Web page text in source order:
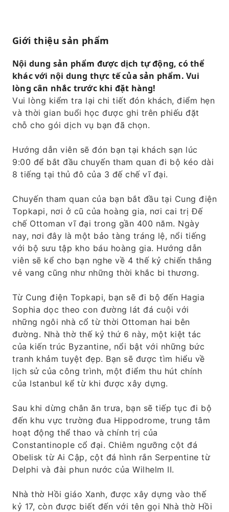
nổi tiếng nhất thế giới.
Giới thiệu sản phẩm
Nội dung sản phẩm được dịch tự động, có thể
khác với nội dung thực tế của sản phẩm. Vui
lòng cân nhắc trước khi đặt hàng!
Vui lòng kiểm tra lại chi tiết đón khách, điểm hẹn
và thời gian buổi học được ghi trên phiếu đặt
chỗ cho gói dịch vụ bạn đã chọn.
Hướng dẫn viên sẽ đón bạn tại khách sạn lúc
9:00 để bắt đầu chuyến tham quan đi bộ kéo dài
8 tiếng tại thủ đô của 3 đế chế vĩ đại.
Chuyến tham quan của bạn bắt đầu tại Cung điện
Topkapi, nơi ở cũ của hoàng gia, nơi cai trị Đế
chế Ottoman vĩ đại trong gần 400 năm. Ngày
nay, nơi đây là một bảo tàng tráng lệ, nổi tiếng
với bộ sưu tập kho báu hoàng gia. Hướng dẫn
viên sẽ kể cho bạn nghe về 4 thế kỷ chiến thắng
vẻ vang cũng như những thời khắc bi thương.
Từ Cung điện Topkapi, bạn sẽ đi bộ đến Hagia
Sophia dọc theo con đường lát đá cuội với
những ngôi nhà cổ từ thời Ottoman hai bên
đường. Nhà thờ thế kỷ thứ 6 này, một kiệt tác
của kiến ​​trúc Byzantine, nổi bật với những bức
tranh khảm tuyệt đẹp. Bạn sẽ được tìm hiểu về
lịch sử của công trình, một điểm thu hút chính
của Istanbul kể từ khi được xây dựng.
Sau khi dừng chân ăn trưa, bạn sẽ tiếp tục đi bộ
đến khu vực trường đua Hippodrome, trung tâm
hoạt động thể thao và chính trị của
Constantinople cổ đại. Chiêm ngưỡng cột đá
Obelisk từ Ai Cập, cột đá hình rắn Serpentine từ
Delphi và đài phun nước của Wilhelm II.
Nhà thờ Hồi giáo Xanh, được xây dựng vào thế
kỷ 17, còn được biết đến với tên gọi Nhà thờ Hồi